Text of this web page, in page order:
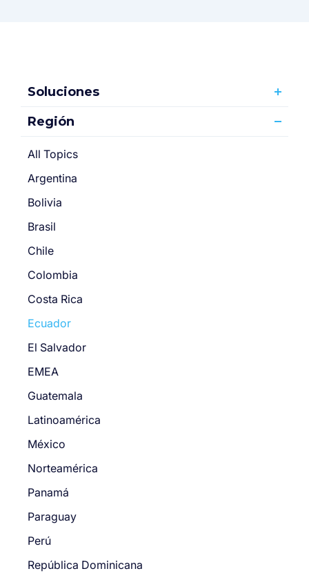
Soluciones
Región
All Topics
Argentina
Bolivia
Brasil
Chile
Colombia
Costa Rica
Ecuador
El Salvador
EMEA
Guatemala
Latinoamérica
México
Norteamérica
Panamá
Paraguay
Perú
República Dominicana